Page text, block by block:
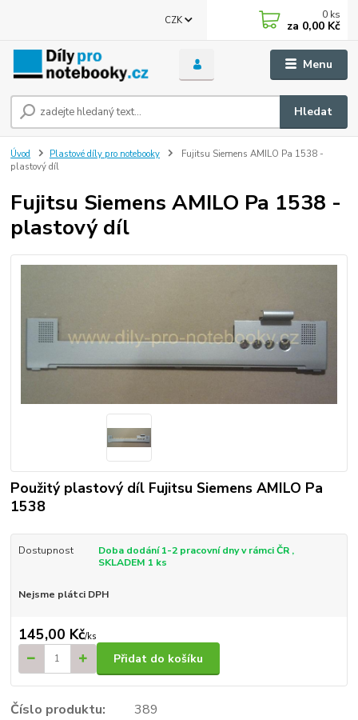
Menu
CZK
Hledat
0 ks
za 0,00 Kč
Úvod Plastové díly pro notebooky
Fujitsu Siemens AMILO Pa 1538 -
plastový díl
Fujitsu Siemens AMILO Pa 1538 -
plastový díl
Použitý plastový díl Fujitsu Siemens AMILO Pa
1538
Dostupnost
Doba dodání 1-2 pracovní dny v rámci ČR ,
SKLADEM 1 ks
Nejsme plátci DPH
145,00 Kč/ks
Přidat do košíku
Číslo produktu:
389